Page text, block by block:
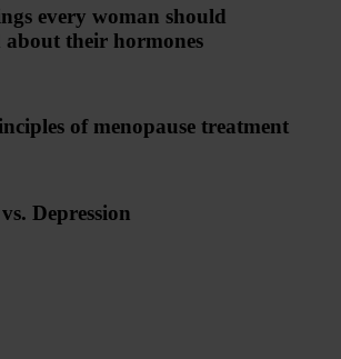
every woman should
about their hormones
of menopause treatment
Depression